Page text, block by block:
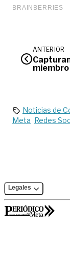
ANTERIOR
miembro
Noticias de
Meta Redes
Legales